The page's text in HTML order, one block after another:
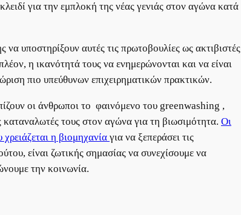
για την εμπλοκή της νέας γενιάς στον αγώνα κατά
υποστηρίξουν αυτές τις πρωτοβουλίες ως ακτιβιστές
η ικανότητά τους να ενημερώνονται και να είναι
πιο υπεύθυνων επιχειρηματικών πρακτικών.
οι άνθρωποι το φαινόμενο του greenwashing ,
καταναλωτές τους στον αγώνα για τη βιωσιμότητα. Οι
η βιομηχανία για να ξεπεράσει τις
είναι ζωτικής σημασίας να συνεχίσουμε να
την κοινωνία.